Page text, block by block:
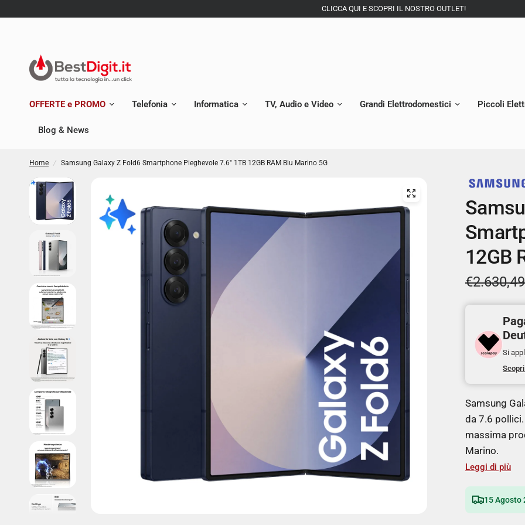
CLICCA QUI E SCOPRI IL NOSTRO OUTLET!
OFFERTE e PROMO Telefonia Informatica TV, Audio e Video Grandi Elettrodomestici Piccoli
Blog & News
Home / Samsung Galaxy Z Fold6 Smartphone Pieghevole 7.6" 1TB 12GB RAM Blu Marino 5G
12GB
€2.630,49
Si
Samsung
da 7.6
massima
Marino.
Leggi di più
15 Agosto